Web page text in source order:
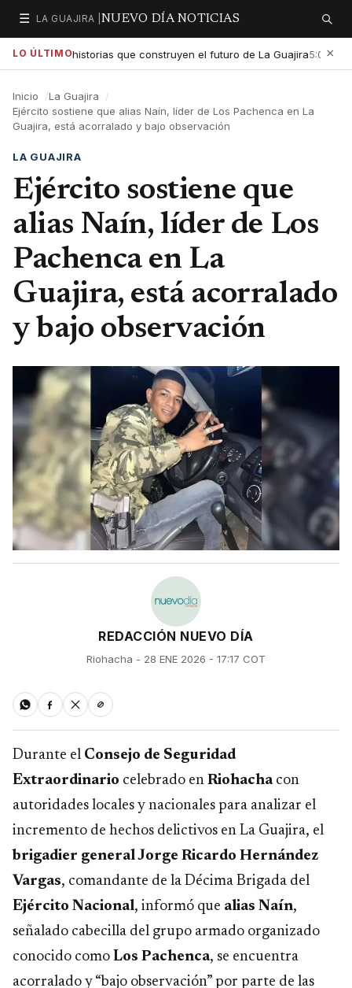
☰
Secciones
LA GUAJIRA | NUEVO DÍA NOTICIAS Buscar
LO ÚLTIMOlas historias que construyen el futuro de La Guajira5:01 PM
×
Inicio
La Guajira
Ejército sostiene que alias Naín, líder de Los Pachenca en La
Guajira, está acorralado y bajo observación
LA GUAJIRA
Ejército sostiene que
alias Naín, líder de Los
Pachenca en La
Guajira, está acorralado
y bajo observación
REDACCIÓN NUEVO DÍA
Riohacha - 28 ENE 2026 - 17:17 COT
Durante el Consejo de Seguridad
Extraordinario celebrado en Riohachacon
autoridades locales y nacionales para analizar el
incremento de hechos delictivos en La Guajira, el
brigadier general Jorge Ricardo Hernández
Vargas, comandante de la Décima Brigada del
Ejército Nacional, informó que alias Naín,
señalado cabecilla del grupo armado organizado
conocido como Los Pachenca, se encuentra
acorralado y “bajo observación” por parte de las